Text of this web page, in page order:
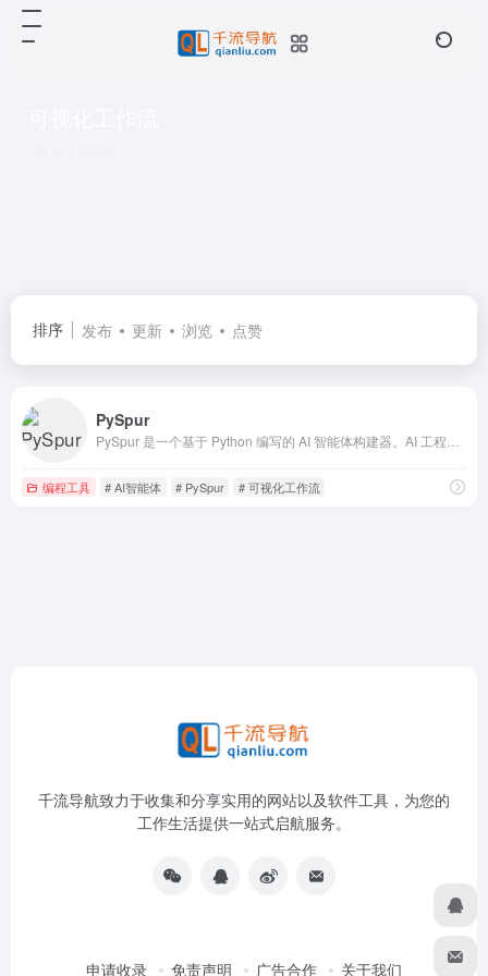
排序 发布 更新 浏览 点赞
PySpur
编程工具 # AI智能体 # PySpur # 可视化工作流
千流导航致力于收集和分享实用的网站以及软件工具，为您的
工作生活提供一站式启航服务。
申请收录 免责声明 广告合作 关于我们